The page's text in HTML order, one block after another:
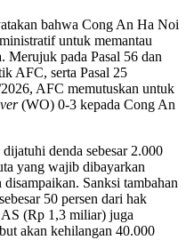
bahwa Cong An Ha Noi
untuk memantau
Merujuk pada Pasal 56 dan
AFC, serta Pasal 25
AFC memutuskan untuk
(WO) 0-3 kepada Cong An
denda sebesar 2.000
yang wajib dibayarkan
Sanksi tambahan
50 persen dari hak
(Rp 1,3 miliar) juga
akan kehilangan 40.000